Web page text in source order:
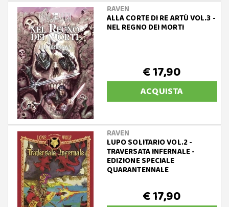
RAVEN
ALLA CORTE DI RE ARTÙ VOL.3 -
NEL REGNO DEI MORTI
€ 17,90
ACQUISTA
RAVEN
LUPO SOLITARIO VOL.2 -
TRAVERSATA INFERNALE -
EDIZIONE SPECIALE
QUARANTENNALE
€ 17,90